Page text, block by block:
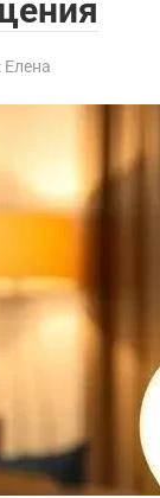
Елена